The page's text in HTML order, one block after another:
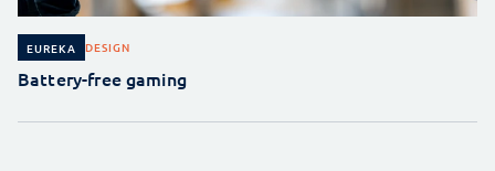
EUREKA DESIGN
Battery-free gaming